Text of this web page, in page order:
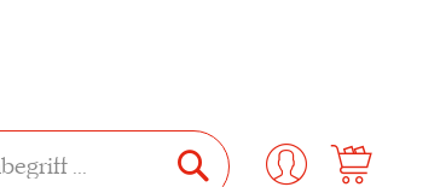
SUCHE